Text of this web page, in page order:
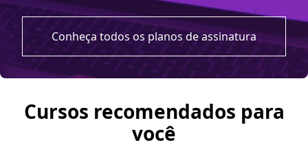
Conheça todos os planos de assinatura
Cursos recomendados para
você